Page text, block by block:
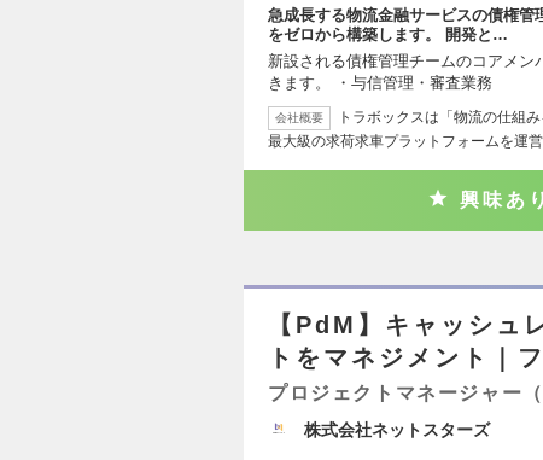
急成長する物流金融サービスの債権
をゼロから構築します。 開発と…
新設される債権管理チームのコアメ
きます。 ・与信管理・審査業務
会社概要
トラボックスは「物流の仕組
最大級の求荷求車プラットフォームを運
興味あり
【PdM】キャッシュ
トをマネジメント｜
プロジェクトマネージャー
株式会社ネットスターズ